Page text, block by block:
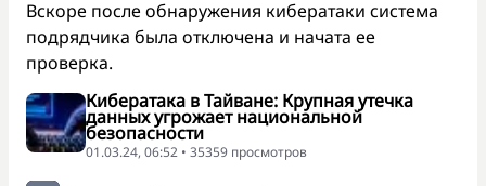
Вскоре после обнаружения кибератаки система
подрядчика была отключена и начата ее
проверка.
Кибератака в Тайване: Крупная утечка
данных угрожает национальной
безопасности
01.03.24, 06:52 • 35359 просмотров